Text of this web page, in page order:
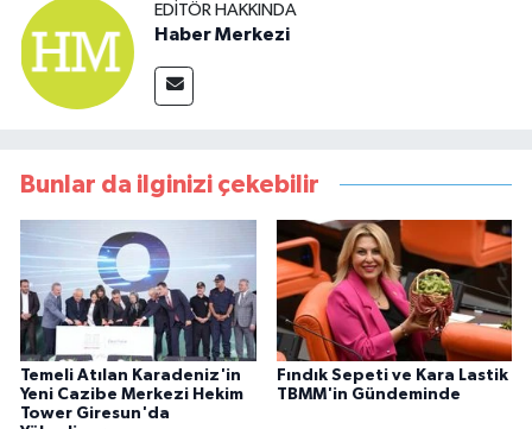
EDITÖR HAKKINDA
Haber Merkezi
Bunlar da ilginizi çekebilir
Temeli Atılan Karadeniz'in
Yeni Cazibe Merkezi Hekim
Tower Giresun'da
Fındık Sepeti ve Kara Lastik
TBMM'in Gündeminde